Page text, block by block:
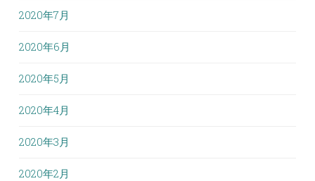
2020年7月
2020年6月
2020年5月
2020年4月
2020年3月
2020年2月